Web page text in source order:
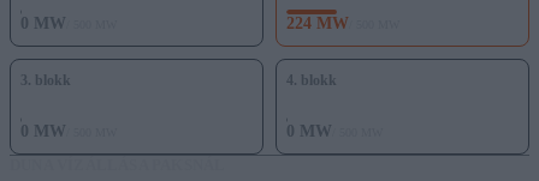
0 MW 224 MW
3. blokk
0 MW
4. blokk
0 MW